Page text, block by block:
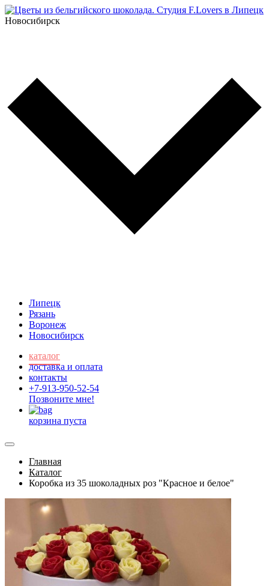
Новосибирск
Липецк
Рязань
Воронеж
Новосибирск
каталог
доставка и оплата
контакты
+7-913-950-52-54
Позвоните мне!
корзина пуста
Главная
Каталог
Коробка из 35 шоколадных роз "Красное и белое"